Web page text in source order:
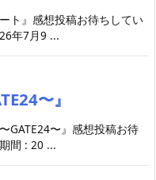
ト』感想投稿お待ちしてい
年7月9 ...
〜』
GATE24〜』感想投稿お待
間 : 20 ...